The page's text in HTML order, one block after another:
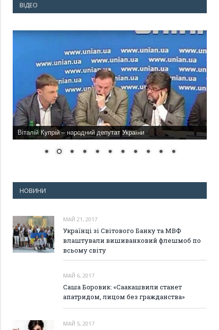
ВІДЕО
Віталій Купрій – народний депутат України
НОВИНИ
МАЙ 21, 2017
Українці зі Світового Банку та МВФ
влаштували вишиванковий флешмоб по
всьому світу
МАЙ 6, 2017
Саша Боровик: «Саакашвили станет
апатридом, лицом без гражданства»
МАЙ 5, 2017